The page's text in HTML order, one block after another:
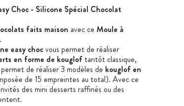
Choc - Silicone Spécial Chocolat
faits maison avec ce Moule à
easy chocvous permet de réaliser
en forme de kougloftantôt classique,
de réaliser 3 modèles de kouglof en
de 15 empreintes au total). Avec ce
des mini desserts raffinés ou des